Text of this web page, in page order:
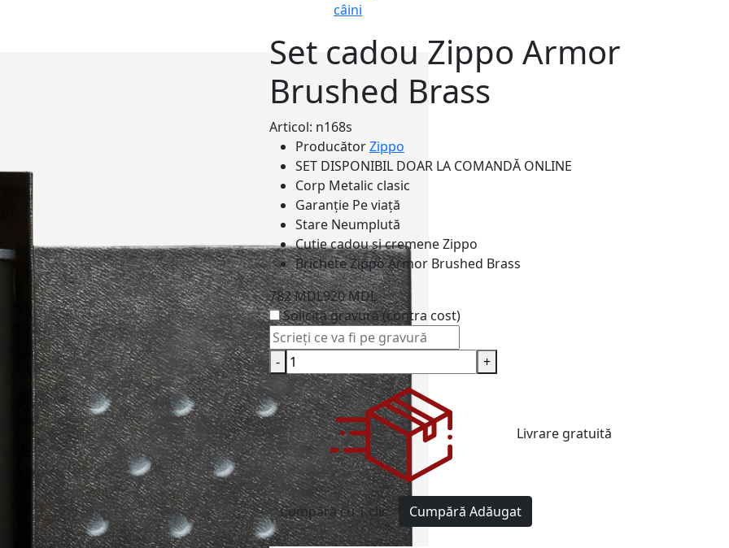
câini
Set cadou Zippo Armor
Brushed Brass
Articol: n168s
ProducătorZippo
SET DISPONIBIL DOAR LA COMANDĂ ONLINE
Corp Metalic clasic
Garanție Pe viață
Stare Neumplută
Cutie cadou și cremeneZippo
BricheteZippo Armor Brushed Brass
782 MDL920 MDL
Solicită gravură (contra cost)
- +
Livrare gratuită
Cumpără cu 1 clic Cumpără Adăugat